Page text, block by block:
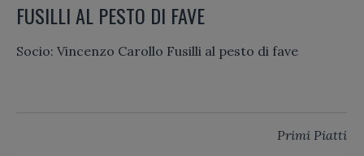
FUSILLI AL PESTO DI FAVE
Socio: Vincenzo Carollo Fusilli al pesto di fave
Primi Piatti